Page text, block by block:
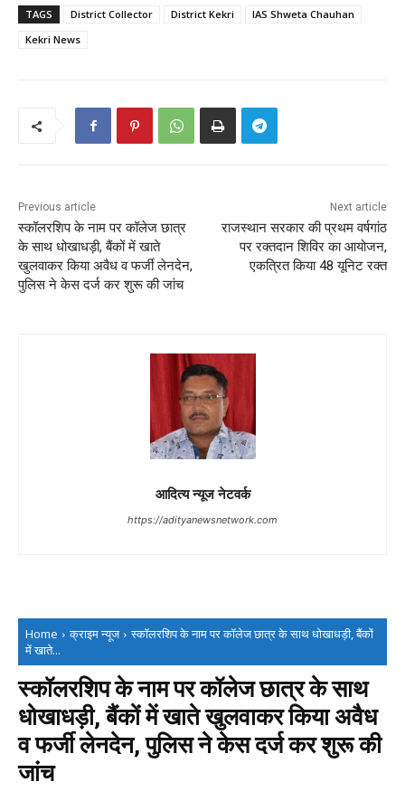
TAGS District Collector District Kekri
IAS Shweta Chauhan
Kekri News
Previous article
स्कॉलरशिप के नाम पर कॉलेज छात्र
के साथ धोखाधड़ी, बैंकों में खाते
खुलवाकर किया अवैध व फर्जी लेनदेन,
पुलिस ने केस दर्ज कर शुरू की जांच
Next article
राजस्थान सरकार की प्रथम वर्षगांठ
पर रक्तदान शिविर का आयोजन,
एकत्रित किया 48 यूनिट रक्त
आदित्य न्यूज नेटवर्क
https://adityanewsnetwork.com